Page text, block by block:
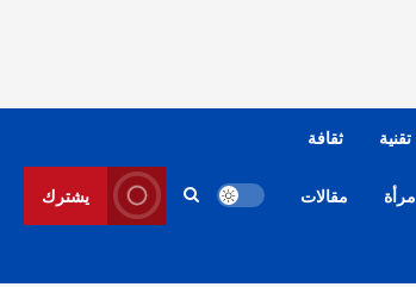
تقنية ثقافة
مرأة مقالات يشترك